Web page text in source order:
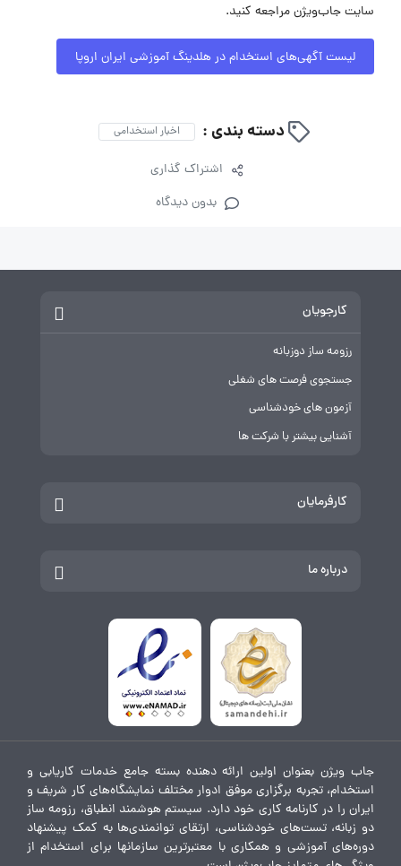
سایت جاب‌ویژن مراجعه کنید.
لیست آگهی‌های استخدام در هلدینگ آموزشی ایران اروپا
دسته بندی : اخبار استخدامی
اشتراک گذاری
بدون دیدگاه
کارجویان
رزومه ساز دوزبانه
جستجوی فرصت های شغلی
آزمون های خودشناسی
آشنایی بیشتر با شرکت ها
کارفرمایان
درباره ما
جاب ویژن بعنوان اولین ارائه دهنده بسته جامع خدمات کاریابی و
استخدام، تجربه برگزاری موفق ادوار مختلف نمایشگاه‌های کار شریف و
ایران را در کارنامه کاری خود دارد. سیستم هوشمند انطباق، رزومه ساز
دو زبانه، تست‌های خودشناسی، ارتقای توانمندی‌ها به کمک پیشنهاد
دوره‌های آموزشی و همکاری با معتبرترین سازمانها برای استخدام از